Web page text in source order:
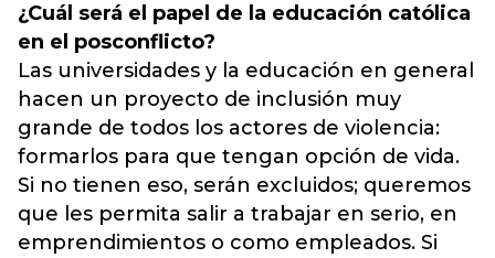
¿Cuál será el papel de la educación católica
en el posconflicto?
Las universidades y la educación en general
hacen un proyecto de inclusión muy
grande de todos los actores de violencia:
formarlos para que tengan opción de vida.
Si no tienen eso, serán excluidos; queremos
que les permita salir a trabajar en serio, en
emprendimientos o como empleados. Si